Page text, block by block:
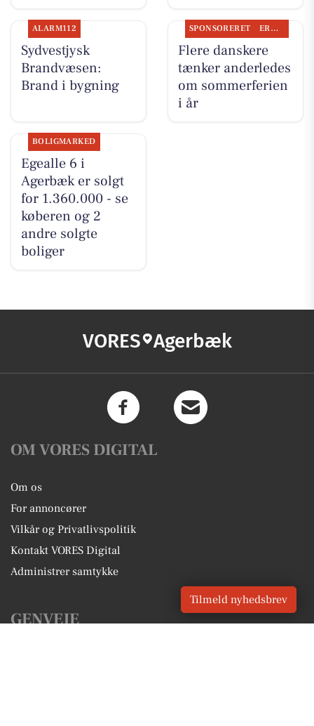
ALARM112
Sydvestjysk
Brandvæsen:
Brand i bygning
SPONSORERET ERHVERV
Flere danskere
tænker anderledes
om sommerferien
i år
BOLIGMARKED
Egealle 6 i
Agerbæk er solgt
for 1.360.000 - se
køberen og 2
andre solgte
boliger
VORES Agerbæk
OM VORES DIGITAL
Om os
For annoncører
Vilkår og Privatlivspolitik
Kontakt VORES Digital
Administrer samtykke
GENVEJE
Tilmeld nyhedsbrev